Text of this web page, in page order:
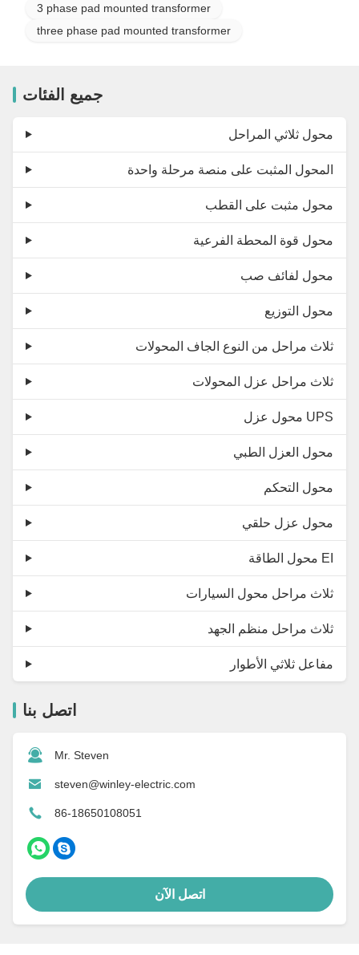
3 phase pad mounted transformer
three phase pad mounted transformer
جميع الفئات
محول ثلاثي المراحل
المحول المثبت على منصة مرحلة واحدة
محول مثبت على القطب
محول قوة المحطة الفرعية
محول لفائف صب
محول التوزيع
ثلاث مراحل من النوع الجاف المحولات
ثلاث مراحل عزل المحولات
محول عزل UPS
محول العزل الطبي
محول التحكم
محول عزل حلقي
محول الطاقة EI
ثلاث مراحل محول السيارات
ثلاث مراحل منظم الجهد
مفاعل ثلاثي الأطوار
اتصل بنا
Mr. Steven
steven@winley-electric.com
86-18650108051
اتصل الآن